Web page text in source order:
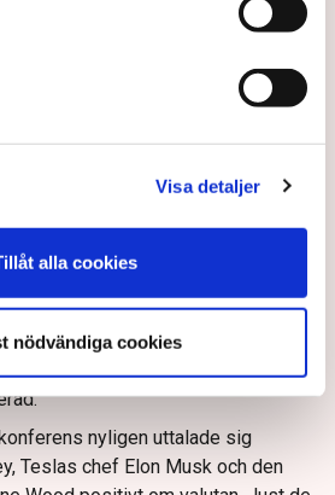
Visa detaljer
alla cookies
nödvändiga cookies
USA.
också. Men om det passerar i
uppskatta klarare skatteregler även
AMC Entertainment meddelade
den som ett av få stora företag
som betalning, ett tecken på att
nyligen uttalade sig
Teslas chef Elon Musk och den